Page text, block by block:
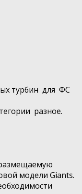
турбин для ФС
разное.
модели Giants.